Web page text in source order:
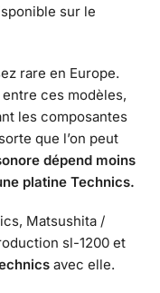
sur le
rare en Europe.
ces modèles,
les composantes
que l’on peut
dépend moins
platine Technics.
Matsushita /
sl-1200 et
avec elle.